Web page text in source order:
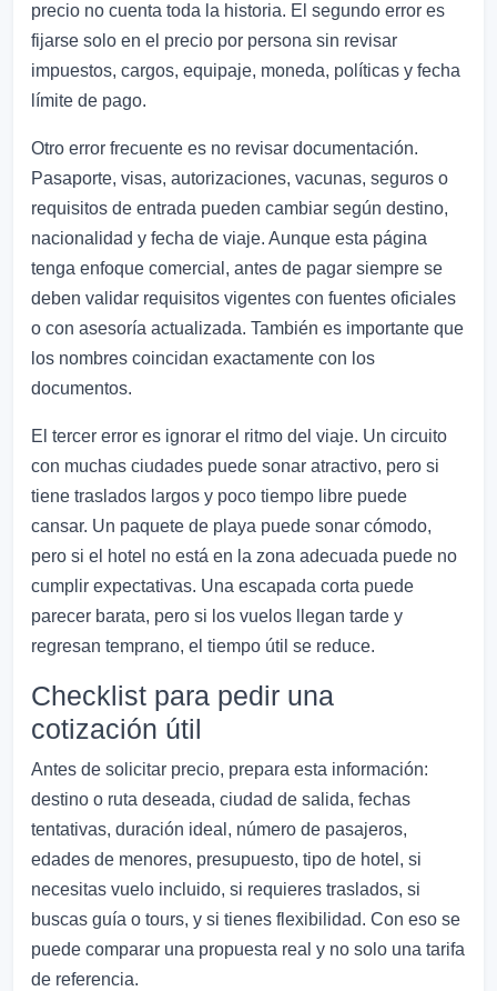
precio no cuenta toda la historia. El segundo error es
fijarse solo en el precio por persona sin revisar
impuestos, cargos, equipaje, moneda, políticas y fecha
límite de pago.
Otro error frecuente es no revisar documentación.
Pasaporte, visas, autorizaciones, vacunas, seguros o
requisitos de entrada pueden cambiar según destino,
nacionalidad y fecha de viaje. Aunque esta página
tenga enfoque comercial, antes de pagar siempre se
deben validar requisitos vigentes con fuentes oficiales
o con asesoría actualizada. También es importante que
los nombres coincidan exactamente con los
documentos.
El tercer error es ignorar el ritmo del viaje. Un circuito
con muchas ciudades puede sonar atractivo, pero si
tiene traslados largos y poco tiempo libre puede
cansar. Un paquete de playa puede sonar cómodo,
pero si el hotel no está en la zona adecuada puede no
cumplir expectativas. Una escapada corta puede
parecer barata, pero si los vuelos llegan tarde y
regresan temprano, el tiempo útil se reduce.
Checklist para pedir una
cotización útil
Antes de solicitar precio, prepara esta información:
destino o ruta deseada, ciudad de salida, fechas
tentativas, duración ideal, número de pasajeros,
edades de menores, presupuesto, tipo de hotel, si
necesitas vuelo incluido, si requieres traslados, si
buscas guía o tours, y si tienes flexibilidad. Con eso se
puede comparar una propuesta real y no solo una tarifa
de referencia.